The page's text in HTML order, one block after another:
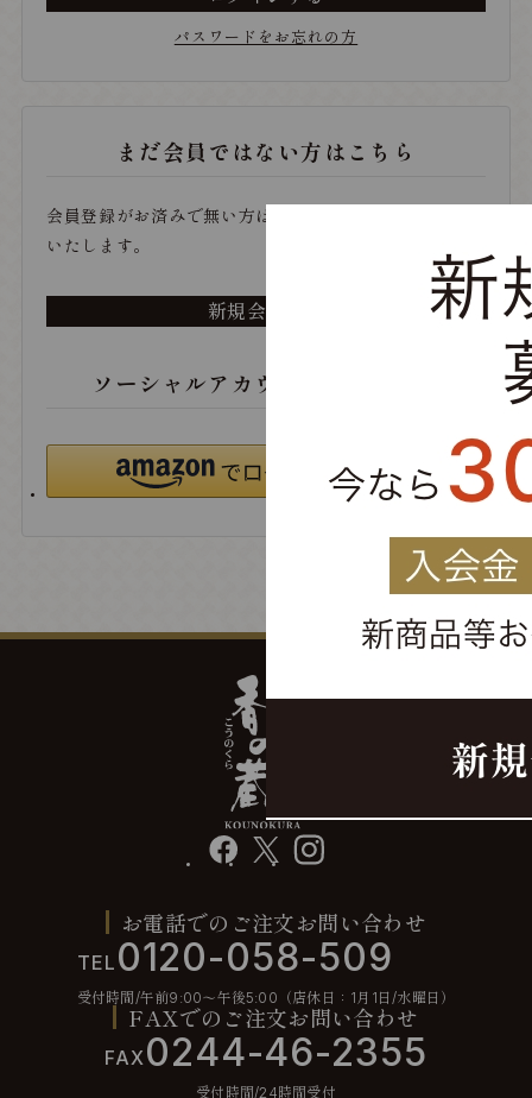
パスワードをお忘れの方
まだ会員ではない方はこちら
会員登録がお済みで無い方は、こちらから登録をお願い
いたします。
新規会員登録
ソーシャルアカウントでログイン
facebook instagram
お電話でのご注文お問い合わせ
TEL 0120-058-509
受付時間/午前9:00〜午後5:00（店休日：1月1日/水曜日）
FAXでのご注文お問い合わせ
FAX0244-46-2355
受付時間/24時間受付